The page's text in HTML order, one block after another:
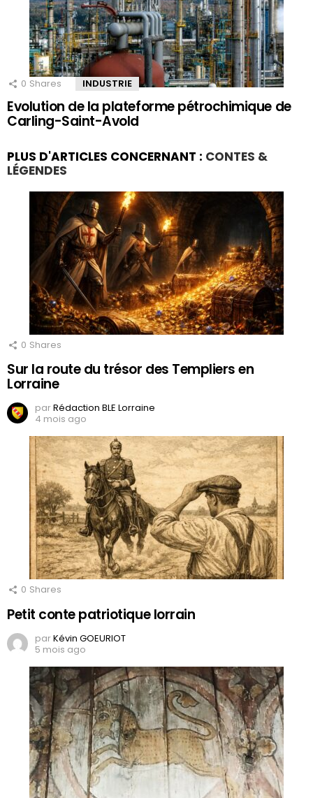
0 Shares INDUSTRIE
Evolution de la plateforme pétrochimique de
Carling-Saint-Avold
PLUS D'ARTICLES CONCERNANT : CONTES &
LÉGENDES
0 Shares
Sur la route du trésor des Templiers en
Lorraine
parRédaction BLE Lorraine
4 mois ago
0 Shares
Petit conte patriotique lorrain
parKévin GOEURIOT
5 mois ago